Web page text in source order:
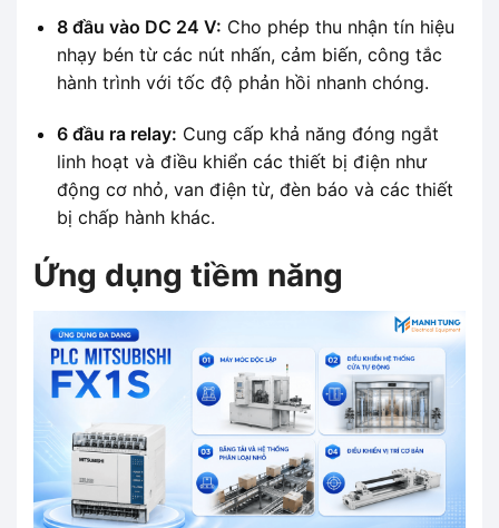
8 đầu vào DC 24 V: Cho phép thu nhận tín hiệu
nhạy bén từ các nút nhấn, cảm biến, công tắc
hành trình với tốc độ phản hồi nhanh chóng.
6 đầu ra relay: Cung cấp khả năng đóng ngắt
linh hoạt và điều khiển các thiết bị điện như
động cơ nhỏ, van điện từ, đèn báo và các thiết
bị chấp hành khác.
Ứng dụng tiềm năng